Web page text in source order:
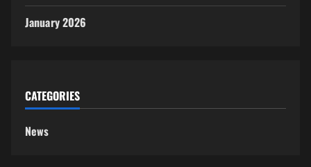
January 2026
CATEGORIES
News